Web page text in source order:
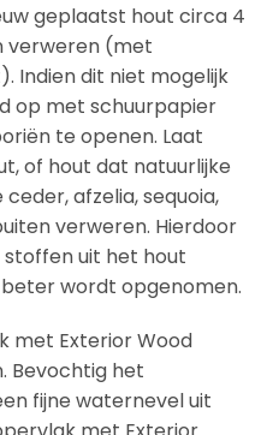
geplaatst hout circa 4
verweren (met
Indien dit niet mogelijk
op met schuurpapier
te openen. Laat
of hout dat natuurlijke
afzelia, sequoia,
verweren. Hierdoor
uit het hout
wordt opgenomen.
met Exterior Wood
Bevochtig het
fijne waternevel uit